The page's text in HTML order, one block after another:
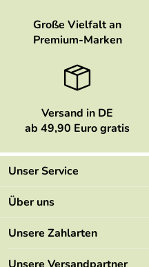
Große Vielfalt an
Premium-Marken
Versand in DE
ab 49,90 Euro gratis
Unser Service
Kontakt
Mehrwertsteuerfrei
Retourenportal
Über uns
Marken
Unsere Zahlarten